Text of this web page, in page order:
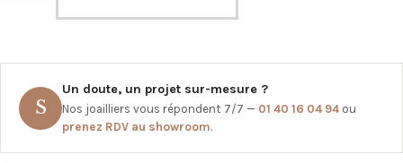
S
Un doute, un projet sur-mesure ?
Nos joailliers vous répondent 7/7 — 01 40 16 04 94 ou
prenez RDV au showroom.